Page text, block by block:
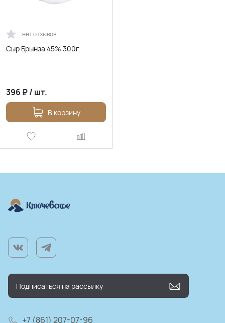
нет отзывов
Сыр Брынза 45% 300г.
396 ₽/ шт.
В корзину
+7 (861) 207-07-96